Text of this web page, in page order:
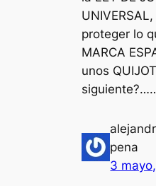
proteger lo
MARCA
unos
pena
3